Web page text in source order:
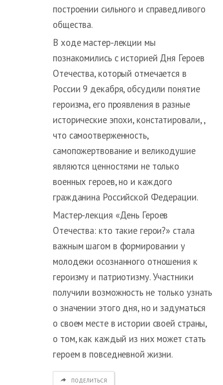
построении сильного и справедливого
общества.
В ходе мастер-лекции мы
познакомились с историей Дня Героев
Отечества, который отмечается в
России 9 декабря, обсудили понятие
героизма, его проявления в разные
исторические эпохи, констатировали, ,
что самоотверженность,
самопожертвование и великодушие
являются ценностями не только
военных героев, но и каждого
гражданина Российской Федерации.
Мастер-лекция «День Героев
Отечества: кто такие герои?» стала
важным шагом в формировании у
молодежи осознанного отношения к
героизму и патриотизму. Участники
получили возможность не только узнать
о значении этого дня, но и задуматься
о своем месте в истории своей страны,
о том, как каждый из них может стать
героем в повседневной жизни.
ПОДЕЛИТЬСЯ